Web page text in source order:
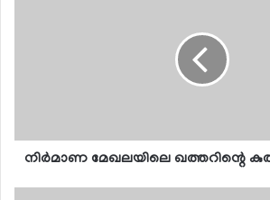
നിര്‍മാണ മേഖലയിലെ ഖത്തറിന്റെ